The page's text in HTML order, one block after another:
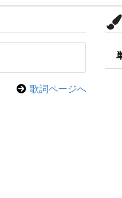
歌詞ページへ